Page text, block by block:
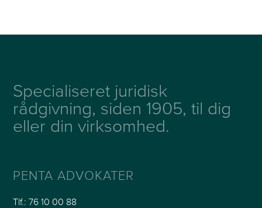
Specialiseret juridisk
rådgivning, siden 1905, til dig
eller din virksomhed.
PENTA ADVOKATER
Tlf.:76 10 00 88